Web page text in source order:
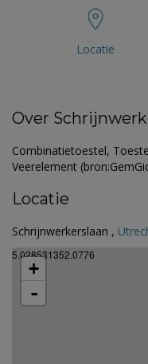
Locatie
Over
Combinatietoestel,
Veerelement
Locatie
Schrijnwerkerslaan ,
5.028531352.0776
+
-